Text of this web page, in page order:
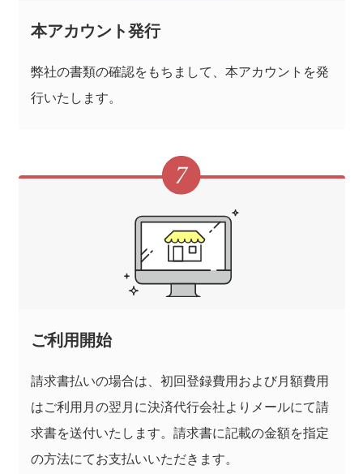
本アカウント発行
弊社の書類の確認をもちまして、本アカウントを発
行いたします。
ご利用開始
請求書払いの場合は、初回登録費用および月額費用
はご利用月の翌月に決済代行会社よりメールにて請
求書を送付いたします。請求書に記載の金額を指定
の方法にてお支払いいただきます。